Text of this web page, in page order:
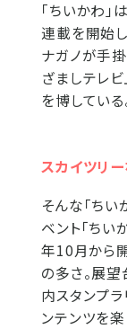
「ちいかわ
連載を開始
ナガノが手
ざましテレ
を博している
スカイツリ
そんな「ち
ベント「ち
年10月から
の多さ。展
内スタンプ
ンテンツを楽